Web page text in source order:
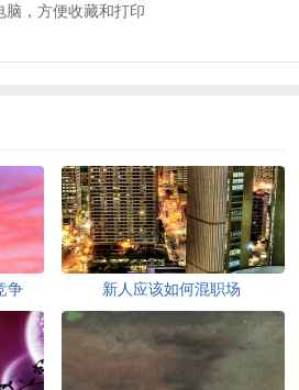
脑，方便收藏和打印
争 新人应该如何混职场